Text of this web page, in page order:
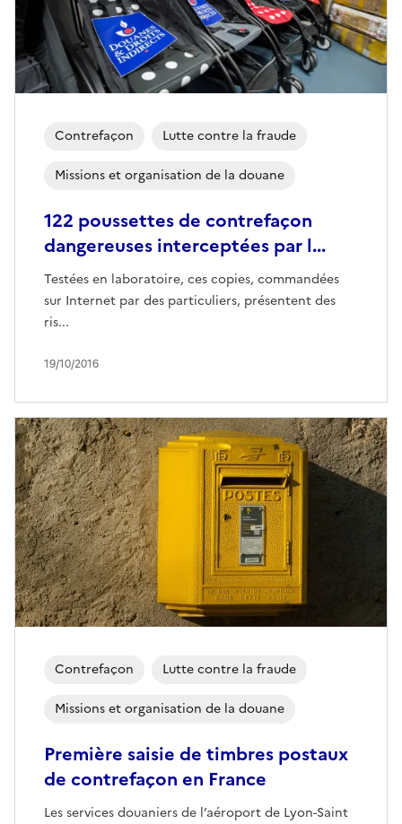
Contrefaçon Lutte contre la fraude
Missions et organisation de la douane
19/10/2016
122 poussettes de contrefaçon
dangereuses interceptées par l...
Testées en laboratoire, ces copies, commandées
sur Internet par des particuliers, présentent des
ris...
Contrefaçon Lutte contre la fraude
Missions et organisation de la douane
Première saisie de timbres postaux
de contrefaçon en France
Les services douaniers de l’aéroport de Lyon-Saint